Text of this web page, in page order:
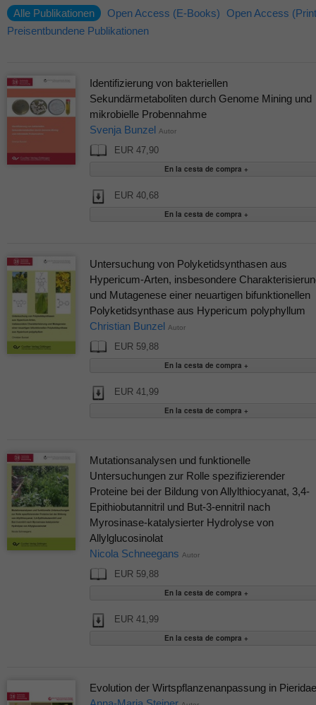
Alle Publikationen Open Access (E-Books)
Open Access
Preisentbundene Publikationen
Identifizierung von bakteriellen
Sekundärmetaboliten durch Genome Mining und
mikrobielle Probennahme
Svenja Bunzel Autor
EUR 47,90
EUR 40,68
Untersuchung von Polyketidsynthasen aus
Hypericum-Arten, insbesondere
und Mutagenese einer neuartigen bifunktionellen
Polyketidsynthase aus Hypericum polyphyllum
Christian Bunzel Autor
EUR 59,88
EUR 41,99
Mutationsanalysen und funktionelle
Untersuchungen zur Rolle spezifizierender
Proteine bei der Bildung von Allylthiocyanat, 3,4-
Epithiobutannitril und But-3-ennitril nach
Myrosinase-katalysierter Hydrolyse von
Allylglucosinolat
Nicola Schneegans Autor
EUR 59,88
EUR 41,99
Evolution der Wirtspflanzenanpassung in Pieridae